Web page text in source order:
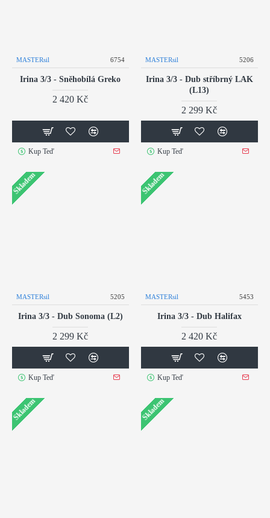
MASTERsil 6754
Irina 3/3 - Sněhobílá Greko
2 420 Kč
Kup Teď
MASTERsil 5206
Irina 3/3 - Dub stříbrný LAK
(L13)
2 299 Kč
Kup Teď
Skladem
MASTERsil 5205
Irina 3/3 - Dub Sonoma (L2)
2 299 Kč
Kup Teď
Skladem
MASTERsil 5453
Irina 3/3 - Dub Halifax
2 420 Kč
Kup Teď
Skladem Skladem